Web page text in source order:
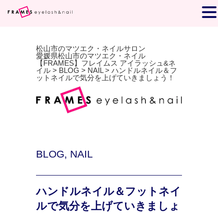
松山市のマツエク・ネイルサロン
愛媛県松山市のマツエク・ネイル
【FRAMES】フレイムス アイラッシュ&ネ
イル > BLOG > NAIL> ハンドルネイル＆フ
ットネイルで気分を上げていきましょう！
BLOG, NAIL
ハンドルネイル＆フットネイ
ルで気分を上げていきましょ